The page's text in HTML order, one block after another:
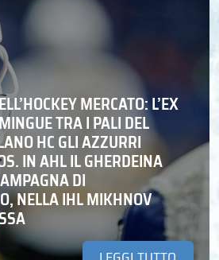
MERCATO: L’EX
TRA I PALI DEL
HC GLI AZZURRI
IN AHL IL GHERDEINA
DI
NELLA IHL MIKHNOV